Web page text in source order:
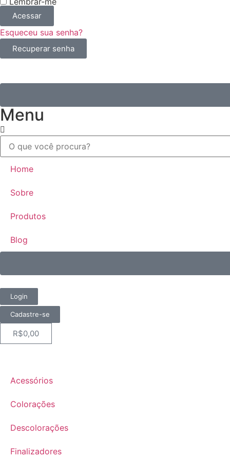
Acessar
Esqueceu sua senha?
Recuperar senha
Menu
Home
Sobre
Produtos
Blog
Login
Cadastre-se
R$0,00
Acessórios
Colorações
Descolorações
Finalizadores